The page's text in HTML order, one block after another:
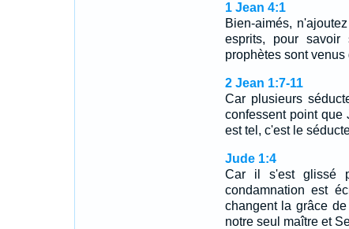
1 Jean 4:1
Bien-aimés,
esprits, pour
prophètes sont venus
2 Jean 1:7-11
Car plusieurs
confessent point que
est tel, c'est le
Jude 1:4
Car il s'est glissé
condamnation est
changent la grâce
notre seul maître et